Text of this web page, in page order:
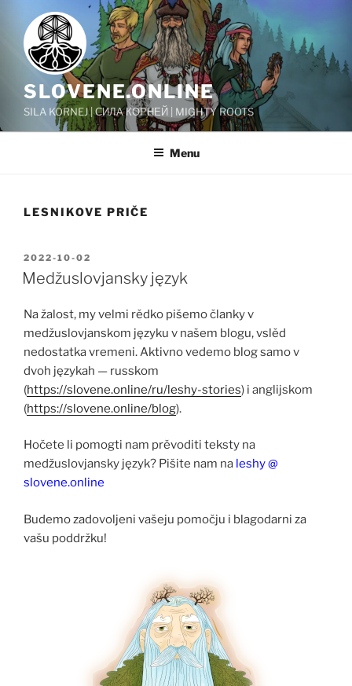
content
SLOVENE.ONLINE
SILA KORNEJ | СИЛА КОРНЕЙ | MIGHTY ROOTS
Menu
LESNIKOVE PRIČE
POSTED
ON
2022-10-02
Medžuslovjansky język
Na žalost, my velmi rědko pišemo članky v
medžuslovjanskom języku v našem blogu, vslěd
nedostatka vremeni. Aktivno vedemo blog samo v
dvoh językah — russkom
(https://slovene.online/ru/leshy-stories) i anglijskom
(https://slovene.online/blog).
Hočete li pomogti nam prěvoditi teksty na
medžuslovjansky język? Pišite nam na leshy @
slovene.online
Budemo zadovoljeni vašeju pomočju i blagodarni za
vašu poddržku!